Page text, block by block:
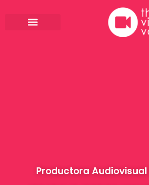
Productora